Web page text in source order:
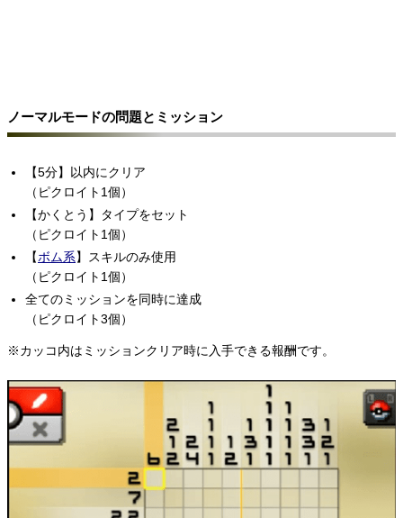
ノーマルモードの問題とミッション
【5分】以内にクリア
（ピクロイト1個）
【かくとう】タイプをセット
（ピクロイト1個）
【ボム系】スキルのみ使用
（ピクロイト1個）
全てのミッションを同時に達成
（ピクロイト3個）
※カッコ内はミッションクリア時に入手できる報酬です。